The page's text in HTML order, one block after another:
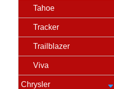
Tahoe
Tracker
Trailblazer
Viva
Chrysler